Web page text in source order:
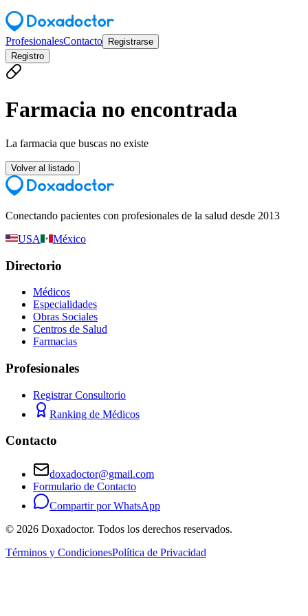
ProfesionalesContacto
Registrarse
Registro
Farmacia no encontrada
La farmacia que buscas no existe
Volver al listado
Conectando pacientes con profesionales de la salud desde 2013
USA
México
Directorio
Médicos
Especialidades
Obras Sociales
Centros de Salud
Farmacias
Profesionales
Registrar Consultorio
Ranking de Médicos
Contacto
doxadoctor@gmail.com
Formulario de Contacto
Compartir por WhatsApp
© 2026 Doxadoctor. Todos los derechos reservados.
Términos y CondicionesPolítica de Privacidad